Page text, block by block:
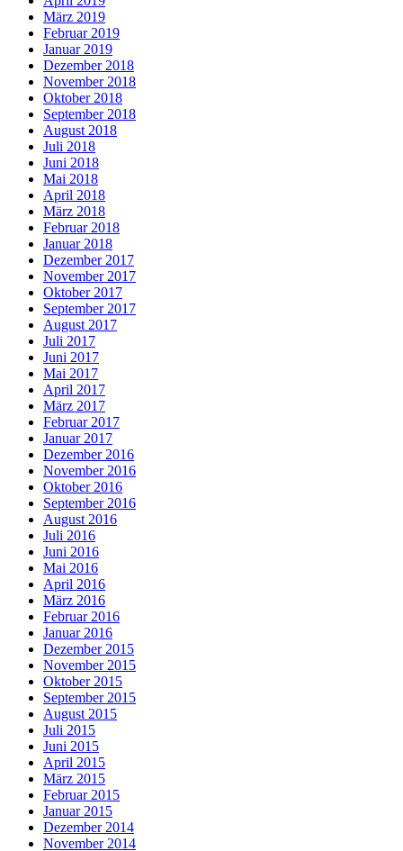
März 2019
Februar 2019
Januar 2019
Dezember 2018
November 2018
Oktober 2018
September 2018
August 2018
Juli 2018
Juni 2018
Mai 2018
April 2018
März 2018
Februar 2018
Januar 2018
Dezember 2017
November 2017
Oktober 2017
September 2017
August 2017
Juli 2017
Juni 2017
Mai 2017
April 2017
März 2017
Februar 2017
Januar 2017
Dezember 2016
November 2016
Oktober 2016
September 2016
August 2016
Juli 2016
Juni 2016
Mai 2016
April 2016
März 2016
Februar 2016
Januar 2016
Dezember 2015
November 2015
Oktober 2015
September 2015
August 2015
Juli 2015
Juni 2015
April 2015
März 2015
Februar 2015
Januar 2015
Dezember 2014
November 2014